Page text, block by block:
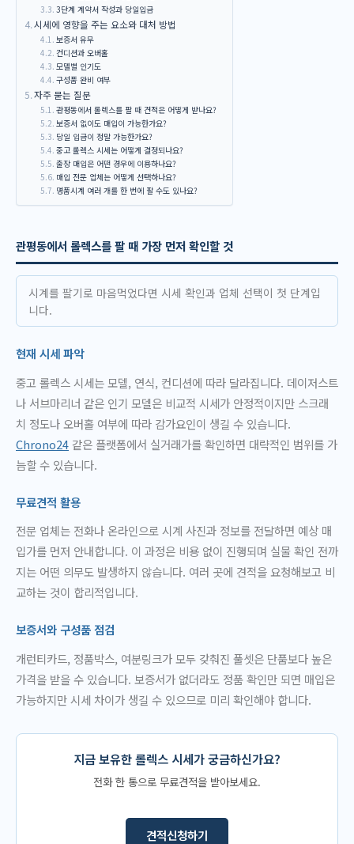
3단계 계약서 작성과 당일입금
시세에 영향을 주는 요소와 대처 방법
보증서 유무
컨디션과 오버홀
모델별 인기도
구성품 완비 여부
자주 묻는 질문
관평동에서 롤렉스를 팔 때 견적은 어떻게 받나요?
보증서 없이도 매입이 가능한가요?
당일 입금이 정말 가능한가요?
중고 롤렉스 시세는 어떻게 결정되나요?
출장 매입은 어떤 경우에 이용하나요?
매입 전문 업체는 어떻게 선택하나요?
명품시계 여러 개를 한 번에 팔 수도 있나요?
관평동에서 롤렉스를 팔 때 가장 먼저 확인할 것
시계를 팔기로 마음먹었다면 시세 확인과 업체 선택이 첫 단계입
니다.
현재 시세 파악
중고 롤렉스 시세는 모델, 연식, 컨디션에 따라 달라집니다. 데이저스트
나 서브마리너 같은 인기 모델은 비교적 시세가 안정적이지만 스크래
치 정도나 오버홀 여부에 따라 감가요인이 생길 수 있습니다.
Chrono24 같은 플랫폼에서 실거래가를 확인하면 대략적인 범위를 가
늠할 수 있습니다.
무료견적 활용
전문 업체는 전화나 온라인으로 시계 사진과 정보를 전달하면 예상 매
입가를 먼저 안내합니다. 이 과정은 비용 없이 진행되며 실물 확인 전까
지는 어떤 의무도 발생하지 않습니다. 여러 곳에 견적을 요청해보고 비
교하는 것이 합리적입니다.
보증서와 구성품 점검
개런티카드, 정품박스, 여분링크가 모두 갖춰진 풀셋은 단품보다 높은
가격을 받을 수 있습니다. 보증서가 없더라도 정품 확인만 되면 매입은
가능하지만 시세 차이가 생길 수 있으므로 미리 확인해야 합니다.
지금 보유한 롤렉스 시세가 궁금하신가요?
전화 한 통으로 무료견적을 받아보세요.
견적신청하기